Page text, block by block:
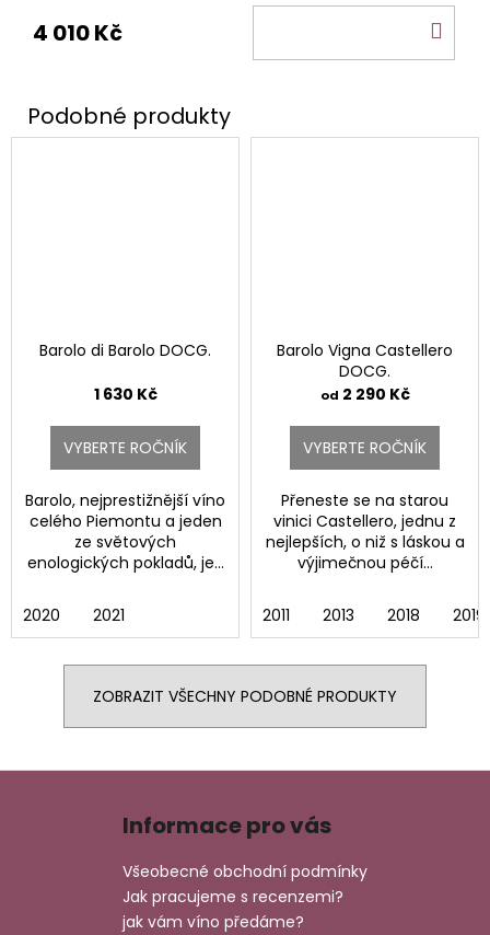
4 010 Kč
Barolo di Barolo DOCG.
1 630 Kč
VYBERTE ROČNÍK
Barolo, nejprestižnější víno
celého Piemontu a jeden
ze světových
enologických pokladů, je...
2020 2021
Barolo Vigna Castellero
DOCG.
od 2 290 Kč
VYBERTE ROČNÍK
Přeneste se na starou
vinici Castellero, jednu z
nejlepších, o niž s láskou a
výjimečnou péčí...
2011 2013 2018 2019
ZOBRAZIT VŠECHNY PODOBNÉ PRODUKTY
Informace pro vás
Všeobecné obchodní podmínky
Jak pracujeme s recenzemi?
jak vám víno předáme?